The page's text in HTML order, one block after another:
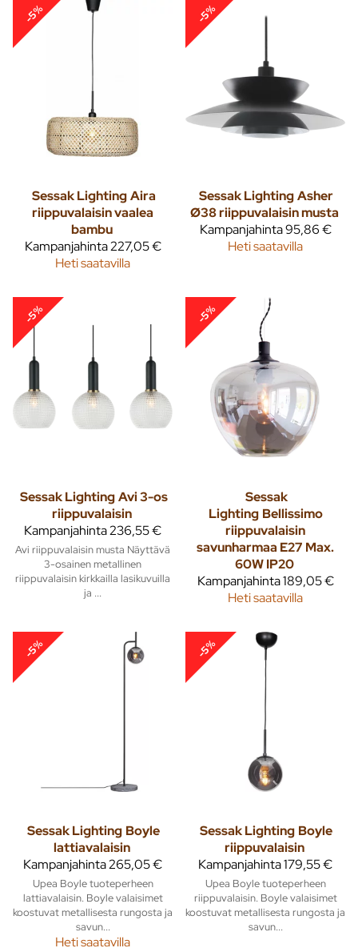
-5%
Sessak Lighting Aira
riippuvalaisin vaalea
bambu
Kampanjahinta227,05 €
Heti saatavilla
-5%
Sessak LightingAsher
Ø38 riippuvalaisin musta
Kampanjahinta95,86 €
Heti saatavilla
-5%
Sessak Lighting Avi 3-os
riippuvalaisin
Kampanjahinta236,55 €
Avi riippuvalaisin musta Näyttävä
3-osainen metallinen
riippuvalaisin kirkkailla lasikuvuilla
ja ...
-5%
Sessak
Lighting Bellissimo
riippuvalaisin
savunharmaa E27 Max.
60W IP20
Kampanjahinta189,05 €
Heti saatavilla
-5%
Sessak Lighting Boyle
lattiavalaisin
Kampanjahinta265,05 €
Upea Boyle tuoteperheen
lattiavalaisin. Boyle valaisimet
koostuvat metallisesta rungosta ja
savun...
Heti saatavilla
-5%
Sessak Lighting Boyle
riippuvalaisin
Kampanjahinta179,55 €
Upea Boyle tuoteperheen
riippuvalaisin. Boyle valaisimet
koostuvat metallisesta rungosta ja
savun...